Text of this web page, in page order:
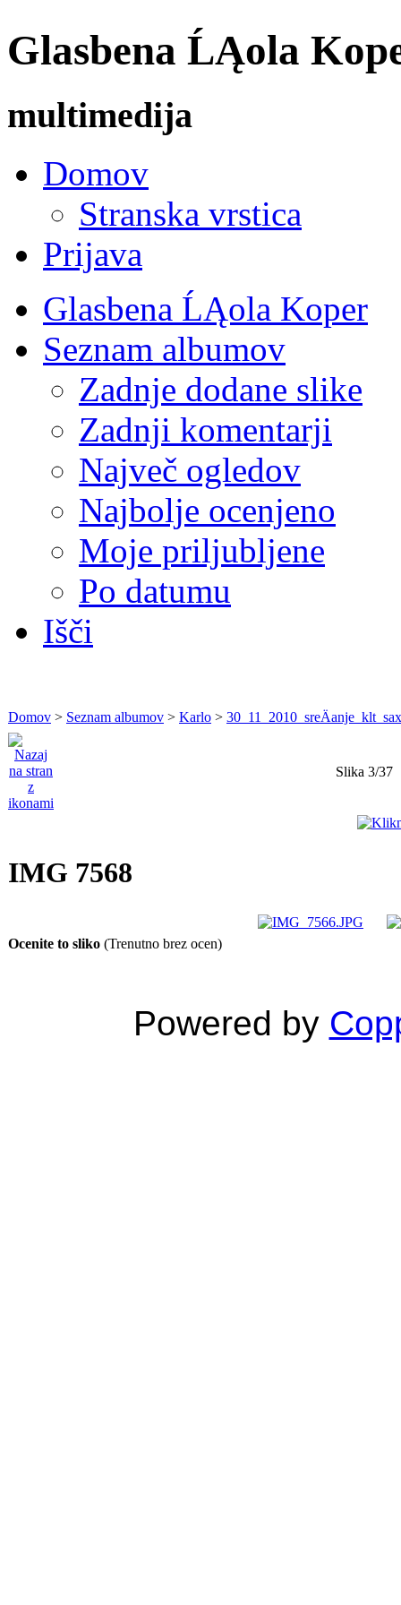
Glasbena ĹĄola
multimedija
Domov
Stranska vrstica
Prijava
Glasbena ĹĄola Koper
Seznam albumov
Zadnje dodane slike
Zadnji komentarji
Največ ogledov
Najbolje ocenjeno
Moje priljubljene
Po datumu
Išči
Domov > Seznam albumov > Karlo > 30_11_2010_sreÄanje_klt_sax
Slika 3/37
IMG 7568
Ocenite to sliko (Trenutno brez ocen)
Powered by